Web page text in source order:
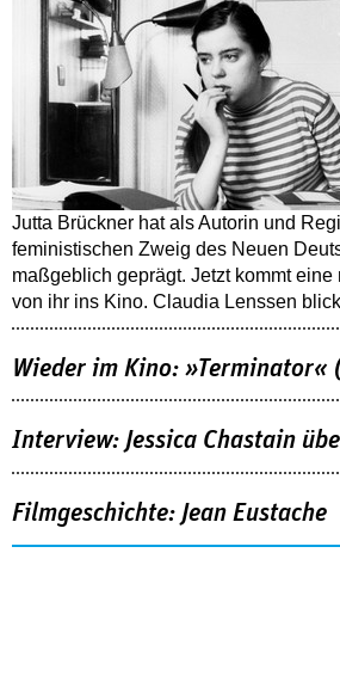
Jutta Brückner hat als Autorin und
feministischen Zweig des Neuen
maßgeblich geprägt. Jetzt kommt eine
von ihr ins Kino. Claudia Lenssen
Wieder im Kino: »Terminator«
Interview: Jessica Chastain
Filmgeschichte: Jean Eustache